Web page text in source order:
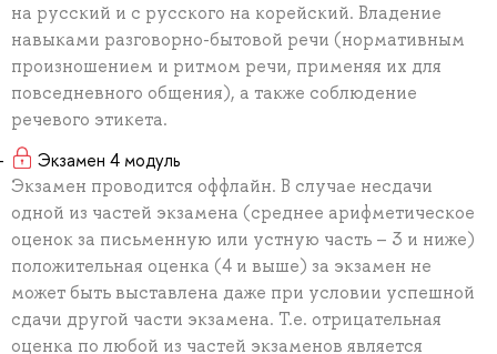
на русский и с русского на корейский. Владение
навыками разговорно-бытовой речи (нормативным
произношением и ритмом речи, применяя их для
повседневного общения), а также соблюдение
речевого этикета.
Экзамен 4 модуль
Экзамен проводится оффлайн. В случае несдачи
одной из частей экзамена (среднее арифметическое
оценок за письменную или устную часть – 3 и ниже)
положительная оценка (4 и выше) за экзамен не
может быть выставлена даже при условии успешной
сдачи другой части экзамена. Т.е. отрицательная
оценка по любой из частей экзаменов является